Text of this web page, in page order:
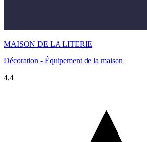
MAISON DE LA LITERIE
Décoration - Équipement de la maison
4,4